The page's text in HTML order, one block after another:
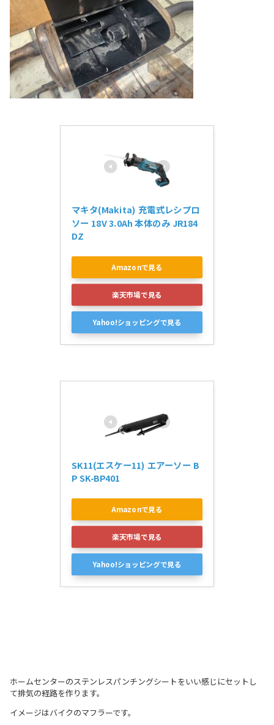
マキタ(Makita) 充電式レシプロ
ソー 18V 3.0Ah 本体のみ JR184
DZ
Amazonで見る
楽天市場で見る
Yahoo!ショッピングで見る
SK11(エスケー11) エアーソー B
P SK-BP401
Amazonで見る
楽天市場で見る
Yahoo!ショッピングで見る
ホームセンターのステンレスパンチングシートをいい感じにセットし
て排気の経路を作ります。
イメージはバイクのマフラーです。